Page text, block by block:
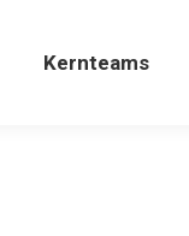
Kernteams
Kernteams